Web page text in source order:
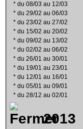
* du 08/03 au 12/03
* du 29/02 au 06/03
* du 23/02 au 27/02
* du 15/02 au 20/02
* du 09/02 au 13/02
* du 02/02 au 06/02
* du 26/01 au 30/01
* du 19/01 au 23/01
* du 12/01 au 16/01
* du 05/01 au 09/01
* du 28/12 au 02/01
2013